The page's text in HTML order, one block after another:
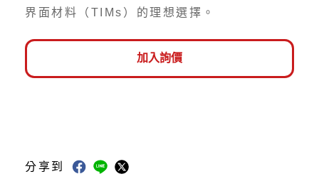
界面材料（TIMs）的理想選擇。
加入詢價
分享到